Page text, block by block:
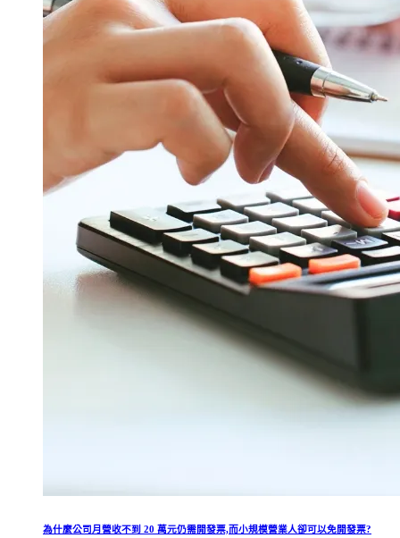
為什麼公司月營收不到 20 萬元仍需開發票,而小規模營業人卻可以免開發票?